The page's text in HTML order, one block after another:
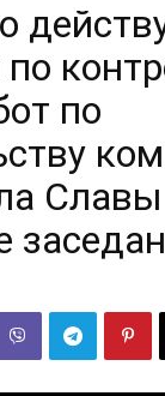
района
по
Славы